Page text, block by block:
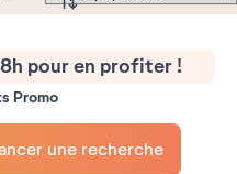
pour en profiter !
Promo
une recherche